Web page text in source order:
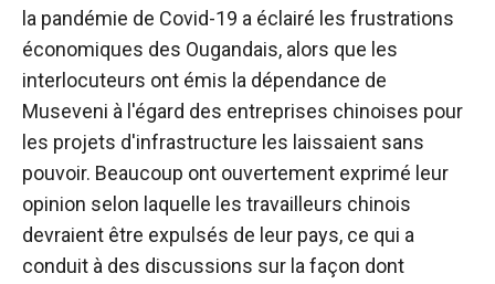
la pandémie de Covid-19 a éclairé les frustrations
économiques des Ougandais, alors que les
interlocuteurs ont émis la dépendance de
Museveni à l'égard des entreprises chinoises pour
les projets d'infrastructure les laissaient sans
pouvoir. Beaucoup ont ouvertement exprimé leur
opinion selon laquelle les travailleurs chinois
devraient être expulsés de leur pays, ce qui a
conduit à des discussions sur la façon dont